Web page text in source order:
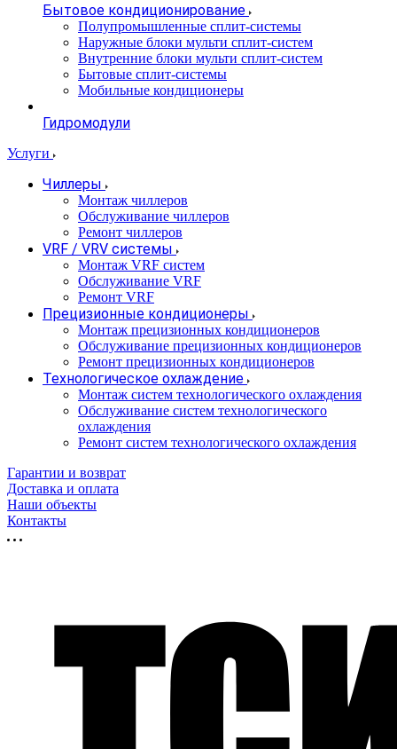
Бытовое кондиционирование
Полупромышленные сплит-системы
Наружные блоки мульти сплит-систем
Внутренние блоки мульти сплит-систем
Бытовые сплит-системы
Мобильные кондиционеры
Гидромодули
Услуги
Чиллеры
Монтаж чиллеров
Обслуживание чиллеров
Ремонт чиллеров
VRF / VRV системы
Монтаж VRF систем
Обслуживание VRF
Ремонт VRF
Прецизионные кондиционеры
Монтаж прецизионных кондиционеров
Обслуживание прецизионных кондиционеров
Ремонт прецизионных кондиционеров
Технологическое охлаждение
Монтаж систем технологического охлаждения
Обслуживание систем технологического
охлаждения
Ремонт систем технологического охлаждения
Гарантии и возврат
Доставка и оплата
Наши объекты
Контакты